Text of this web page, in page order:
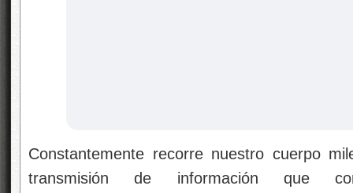
Constantemente recorre nuestro cuerpo
transmisión de información que